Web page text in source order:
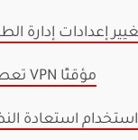
تغيير إعدادات إدارة
5. تعطيل VPN مؤقتًا
6. استخدام استعادة